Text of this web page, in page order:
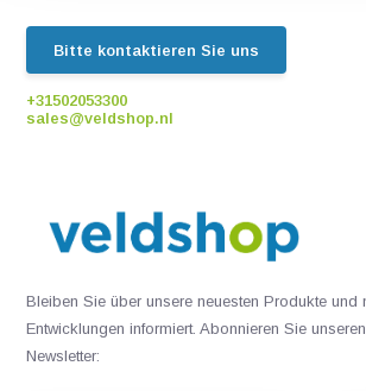
Bitte kontaktieren Sie uns
+31502053300
sales@veldshop.nl
Bleiben Sie über unsere neuesten Produkte und
Entwicklungen informiert. Abonnieren Sie
Newsletter: